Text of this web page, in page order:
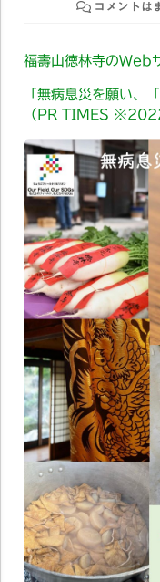
コメントは
福壽山徳林寺のWeb
「無病息災を願い、
（PR TIMES